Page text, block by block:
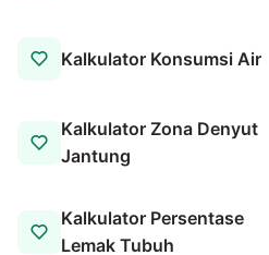
Kalkulator Konsumsi Air
Kalkulator Zona Denyut
Jantung
Kalkulator Persentase
Lemak Tubuh